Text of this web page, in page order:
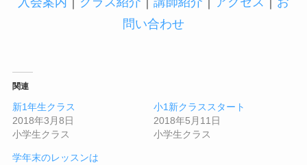
問い合わせ
関連
新1年生クラス
2018年3月8日
小学生クラス
小1新クラススタート
2018年5月11日
小学生クラス
学年末のレッスンは